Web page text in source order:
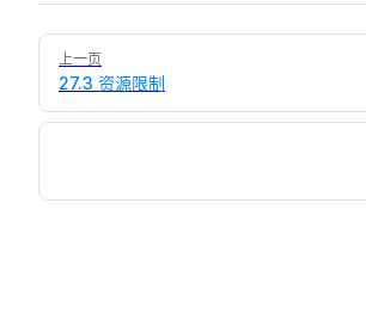
Pager
上一页
27.3 资源限制